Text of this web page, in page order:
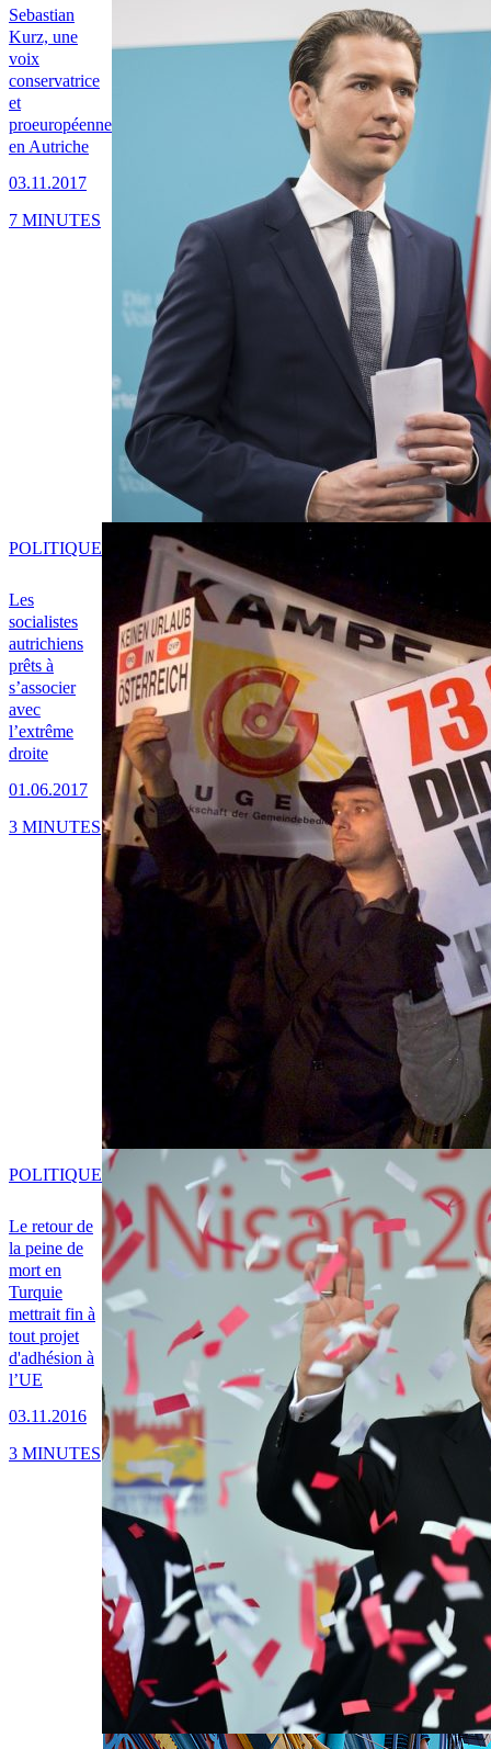
Sebastian
Kurz, une
voix
conservatrice
et
proeuropéenne
en Autriche
03.11.2017
7 MINUTES
Les
socialistes
autrichiens
prêts à
s’associer
avec
l’extrême
droite
01.06.2017
POLITIQUE
3 MINUTES
Le retour de
la peine de
mort en
Turquie
mettrait fin à
tout projet
d'adhésion à
l’UE
03.11.2016
POLITIQUE
3 MINUTES